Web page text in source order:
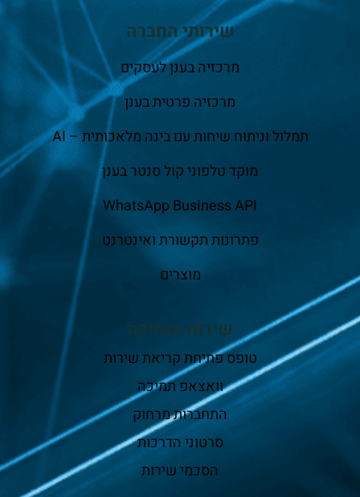
שירותי החברה
מרכזיה בענן לעסקים
מרכזיה פרטית בענן
תמלול וניתוח שיחות עם בינה מלאכותית – AI
מוקד טלפוני קול סנטר בענן
WhatsApp Business API
פתרונות תקשורת ואינטרנט
מוצרים
שירות ותמיכה
טופס פתיחת קריאת שירות
וואצאפ תמיכה
התחברות מרחוק
סרטוני הדרכות
הסכמי שירות